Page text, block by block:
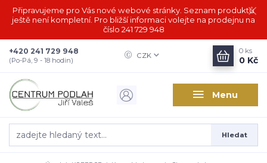
Připravujeme pro Vás nové webové stránky. Seznam produktů
ještě není kompletní. Pro bližší informaci volejte na prodejnu na
číslo 241 729 948
Menu
CZK
Hledat
+420 241 729 948
(Po-Pá, 9 - 18 hodin)
0 ks
0 Kč